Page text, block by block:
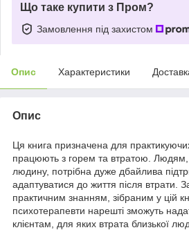
Що таке купити з Пром?
Замовлення під захистом
Опис Характеристики
Опис
Ця книга призначена для
працюють з горем та втратою. Людям,
людину, потрібна дуже дбайлива
адаптуватися до життя після втрати.
практичним знанням, зібраним у цій
психотерапевти нарешті зможуть
клієнтам, для яких втрата близької